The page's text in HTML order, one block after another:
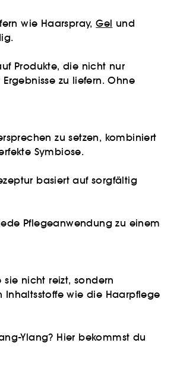
wie Haarspray,Gel und
Produkte, die nicht nur
zu liefern. Ohne
zu setzen, kombiniert
Symbiose.
basiert auf sorgfältig
Pflegeanwendung zu einem
nicht reizt, sondern
Inhaltsstoffe wie die Haarpflege
Ylang? Hier bekommst du